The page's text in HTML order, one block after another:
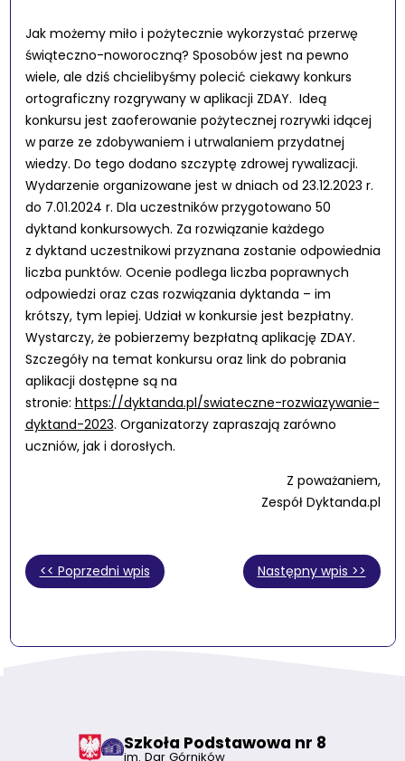
Jak możemy miło i pożytecznie wykorzystać przerwę
świąteczno-noworoczną? Sposobów jest na pewno
wiele, ale dziś chcielibyśmy polecić ciekawy konkurs
ortograficzny rozgrywany w aplikacji ZDAY. Ideą
konkursu jest zaoferowanie pożytecznej rozrywki idącej
w parze ze zdobywaniem i utrwalaniem przydatnej
wiedzy. Do tego dodano szczyptę zdrowej rywalizacji.
Wydarzenie organizowane jest w dniach od 23.12.2023 r.
do 7.01.2024 r. Dla uczestników przygotowano 50
dyktand konkursowych. Za rozwiązanie każdego
z dyktand uczestnikowi przyznana zostanie odpowiednia
liczba punktów. Ocenie podlega liczba poprawnych
odpowiedzi oraz czas rozwiązania dyktanda – im
krótszy, tym lepiej. Udział w konkursie jest bezpłatny.
Wystarczy, że pobierzemy bezpłatną aplikację ZDAY.
Szczegóły na temat konkursu oraz link do pobrania
aplikacji dostępne są na
stronie: https://dyktanda.pl/swiateczne-rozwiazywanie-
dyktand-2023. Organizatorzy zapraszają zarówno
uczniów, jak i dorosłych.
Z poważaniem,
Zespół Dyktanda.pl
<< Poprzedni wpis Następny wpis >>
Szkoła Podstawowa nr 8
im. Dar Górników